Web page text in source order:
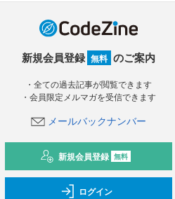
新規会員登録 無料 のご案内
・全ての過去記事が閲覧できます
・会員限定メルマガを受信できます
メールバックナンバー
新規会員登録 無料
ログイン